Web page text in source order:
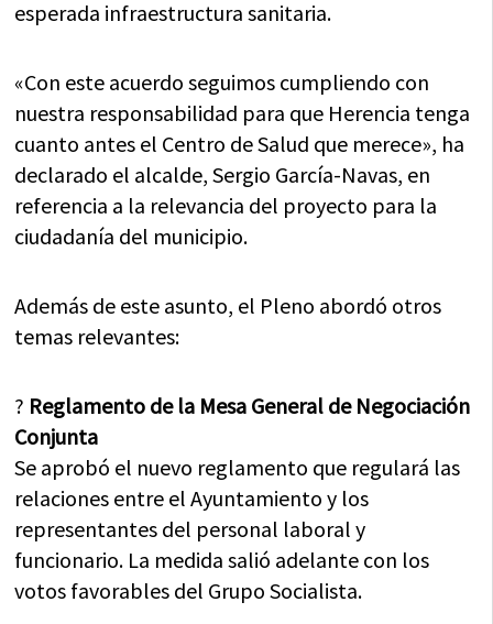
esperada infraestructura sanitaria.
«Con este acuerdo seguimos cumpliendo con
nuestra responsabilidad para que Herencia tenga
cuanto antes el Centro de Salud que merece», ha
declarado el alcalde, Sergio García-Navas, en
referencia a la relevancia del proyecto para la
ciudadanía del municipio.
Además de este asunto, el Pleno abordó otros
temas relevantes:
? Reglamento de la Mesa General de Negociación
Conjunta
Se aprobó el nuevo reglamento que regulará las
relaciones entre el Ayuntamiento y los
representantes del personal laboral y
funcionario. La medida salió adelante con los
votos favorables del Grupo Socialista.